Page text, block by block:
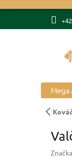
Mega